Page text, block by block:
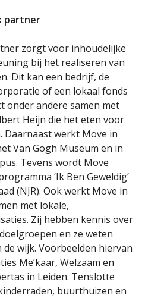
partner
zorgt voor inhoudelijke
bij het realiseren van
Dit kan een bedrijf, de
of een lokaal fonds
onder andere samen met
Heijn die het eten voor
Daarnaast werkt Move in
Van Gogh Museum en in
Tevens wordt Move
‘Ik Ben Geweldig’
(NJR). Ook werkt Move in
met lokale,
Zij hebben kennis over
en ze weten
wijk. Voorbeelden hiervan
Me’kaar, Welzaam en
in Leiden. Tenslotte
buurthuizen en